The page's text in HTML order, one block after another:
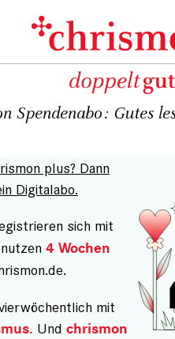
Spendenabo: Gutes
plus? Dann
Digitalabo.
sich mit
4 Wochen
mit
Und chrismon